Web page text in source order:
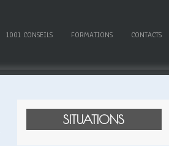
1001 CONSEILS FORMATIONS CONTACTS
SITUATIONS